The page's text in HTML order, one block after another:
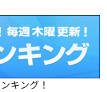
キング！